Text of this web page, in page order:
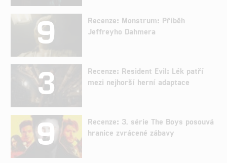
9
Recenze: Monstrum: Příběh
Jeffreyho Dahmera
3
Recenze: Resident Evil: Lék patří
mezi nejhorší herní adaptace
9
Recenze: 3. série The Boys posouvá
hranice zvrácené zábavy